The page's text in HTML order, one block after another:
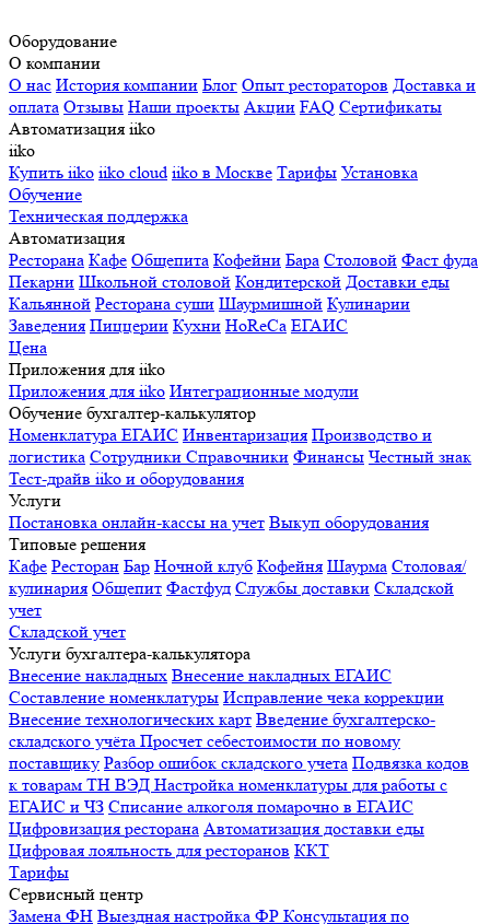
Оборудование
О компании
О нас История компании Блог Опыт рестораторов Доставка и
оплата Отзывы Наши проекты Акции FAQ Сертификаты
Автоматизация iiko
iiko
Купить iiko iiko cloud iiko в Москве Тарифы Установка
Обучение
Техническая поддержка
Автоматизация
Ресторана Кафе Общепита Кофейни Бара Столовой Фаст фуда
Пекарни Школьной столовой Кондитерской Доставки еды
Кальянной Ресторана суши Шаурмишной Кулинарии
Заведения Пиццерии Кухни HoReCa ЕГАИС
Цена
Приложения для iiko
Приложения для iiko Интеграционные модули
Обучение бухгалтер-калькулятор
Номенклатура ЕГАИС Инвентаризация Производство и
логистика Сотрудники Справочники Финансы Честный знак
Тест-драйв iiko и оборудования
Услуги
Постановка онлайн-кассы на учет Выкуп оборудования
Типовые решения
Кафе Ресторан Бар Ночной клуб Кофейня Шаурма Столовая/
кулинария Общепит Фастфуд Службы доставки Складской
учет
Складской учет
Услуги бухгалтера-калькулятора
Внесение накладных Внесение накладных ЕГАИС
Составление номенклатуры Исправление чека коррекции
Внесение технологических карт Введение бухгалтерско-
складского учёта Просчет себестоимости по новому
поставщику Разбор ошибок складского учета Подвязка кодов
к товарам ТН ВЭД Настройка номенклатуры для работы с
ЕГАИС и ЧЗ Списание алкоголя помарочно в ЕГАИС
Цифровизация ресторана Автоматизация доставки еды
Цифровая лояльность для ресторанов ККТ
Тарифы
Сервисный центр
Замена ФН Выездная настройка ФР Консультация по